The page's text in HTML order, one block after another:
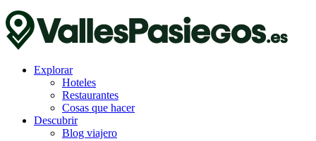
Explorar
Hoteles
Restaurantes
Cosas que hacer
Descubrir
Blog viajero